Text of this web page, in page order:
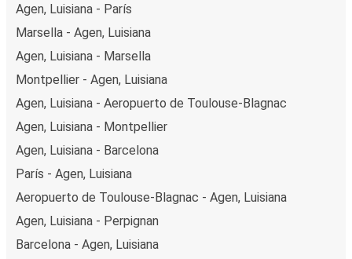
Agen, Luisiana - París
Marsella - Agen, Luisiana
Agen, Luisiana - Marsella
Montpellier - Agen, Luisiana
Agen, Luisiana - Aeropuerto de Toulouse-Blagnac
Agen, Luisiana - Montpellier
Agen, Luisiana - Barcelona
París - Agen, Luisiana
Aeropuerto de Toulouse-Blagnac - Agen, Luisiana
Agen, Luisiana - Perpignan
Barcelona - Agen, Luisiana